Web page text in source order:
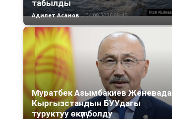
табылды
Адилет Асанов - 04.08.2026 09:45
Муратбек Азымбакиев Женевада
Кыргызстандын БУУдагы
туруктуу өкүлү болду